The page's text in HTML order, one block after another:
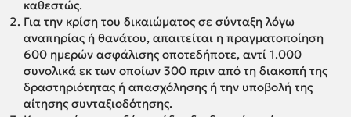
καθεστώς.
Για την κρίση του δικαιώματος σε σύνταξη λόγω
αναπηρίας ή θανάτου, απαιτείται η πραγματοποίηση
600 ημερών ασφάλισης οποτεδήποτε, αντί 1.000
συνολικά εκ των οποίων 300 πριν από τη διακοπή της
δραστηριότητας ή απασχόλησης ή την υποβολή της
αίτησης συνταξιοδότησης.